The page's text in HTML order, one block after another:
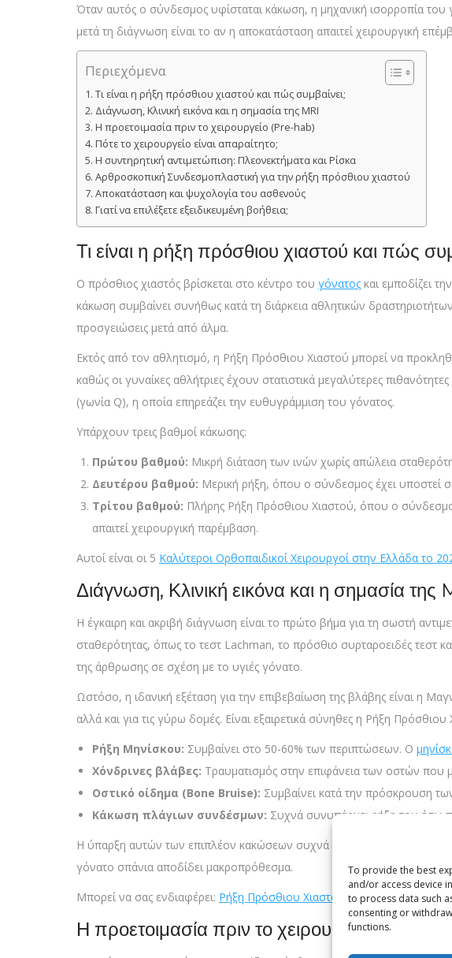
To provide the best
and/or access device
to process data such
consenting or
functions.
Όταν αυτός ο σύνδεσμος υφίσταται κάκωση, η μηχανική ισορροπία
μετά τη διάγνωση είναι το αν η αποκατάσταση απαιτεί χειρουργική
Περιεχόμενα
Τι είναι η ρήξη πρόσθιου χιαστού και πώς συμβαίνει;
Διάγνωση, Κλινική εικόνα και η σημασία της MRI
Η προετοιμασία πριν το χειρουργείο (Pre-hab)
Πότε το χειρουργείο είναι απαραίτητο;
Η συντηρητική αντιμετώπιση: Πλεονεκτήματα και Ρίσκα
Αρθροσκοπική Συνδεσμοπλαστική για την ρήξη πρόσθιου χιαστού
Αποκατάσταση και ψυχολογία του ασθενούς
Γιατί να επιλέξετε εξειδικευμένη βοήθεια;
Τι είναι η ρήξη πρόσθιου χιαστού και πώς
Ο πρόσθιος χιαστός βρίσκεται στο κέντρο του γόνατος και εμποδίζει
κάκωση συμβαίνει συνήθως κατά τη διάρκεια αθλητικών
προσγειώσεις μετά από άλμα.
Εκτός από τον αθλητισμό, η Ρήξη Πρόσθιου Χιαστού μπορεί να
καθώς οι γυναίκες αθλήτριες έχουν στατιστικά μεγαλύτερες
(γωνία Q), η οποία επηρεάζει την ευθυγράμμιση του γόνατος.
Υπάρχουν τρεις βαθμοί κάκωσης:
Πρώτου βαθμού: Μικρή διάταση των ινών χωρίς απώλεια
Δευτέρου βαθμού: Μερική ρήξη, όπου ο σύνδεσμος έχει υποστεί
Τρίτου βαθμού: Πλήρης Ρήξη Πρόσθιου Χιαστού, όπου ο
απαιτεί χειρουργική παρέμβαση.
Αυτοί είναι οι 5 Καλύτεροι Ορθοπαιδικοί Χειρουργοί στην Ελλάδα το
Διάγνωση, Κλινική εικόνα και η σημασία της
Η έγκαιρη και ακριβή διάγνωση είναι το πρώτο βήμα για τη σωστή
σταθερότητας, όπως το τεστ Lachman, το πρόσθιο συρταροειδές τεστ
της άρθρωσης σε σχέση με το υγιές γόνατο.
Ωστόσο, η ιδανική εξέταση για την επιβεβαίωση της βλάβης είναι η
αλλά και για τις γύρω δομές. Είναι εξαιρετικά σύνηθες η Ρήξη
Ρήξη Μηνίσκου: Συμβαίνει στο 50-60% των περιπτώσεων. Ο
Χόνδρινες βλάβες: Τραυματισμός στην επιφάνεια των οστών που
Οστικό οίδημα (Bone Bruise): Συμβαίνει κατά την πρόσκρουση
Κάκωση πλάγιων συνδέσμων: Συχνά συνυπάρχει ρήξη του έσω
Η ύπαρξη αυτών των επιπλέον κακώσεων συχνά γέρνει την πλάστιγγα
γόνατο σπάνια αποδίδει μακροπρόθεσμα.
Μπορεί να σας ενδιαφέρει: Ρήξη Πρόσθιου Χιαστού Τεχνική All Inside
Η προετοιμασία πριν το χειρουργείο (Pre-